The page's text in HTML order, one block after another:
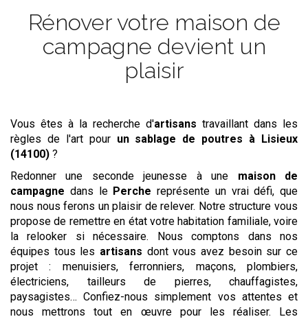
Rénover votre maison de
campagne devient un
plaisir
Vous êtes à la recherche d'artisans travaillant dans les
règles de l'art pour un sablage de poutres à Lisieux
(14100) ?
Redonner une seconde jeunesse à une maison de
campagne dans le Perche représente un vrai défi, que
nous nous ferons un plaisir de relever. Notre structure vous
propose de remettre en état votre habitation familiale, voire
la relooker si nécessaire. Nous comptons dans nos
équipes tous les artisans dont vous avez besoin sur ce
projet : menuisiers, ferronniers, maçons, plombiers,
électriciens, tailleurs de pierres, chauffagistes,
paysagistes… Confiez-nous simplement vos attentes et
nous mettrons tout en œuvre pour les réaliser. Les